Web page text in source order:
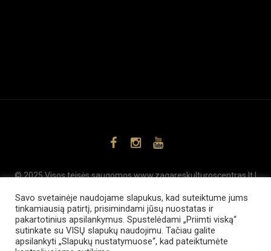
© 2025 Visos teisės saugomos www.zagareskulturoscentras.lt |
Savo svetainėje naudojame slapukus, kad suteiktume jums
tinkamiausią patirtį, prisimindami jūsų nuostatas ir
pakartotinius apsilankymus. Spustelėdami „Priimti viską“
sutinkate su VISŲ slapukų naudojimu. Tačiau galite
apsilankyti „Slapukų nustatymuose“, kad pateiktumėte